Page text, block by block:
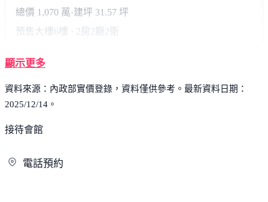
總價 1,070 萬 ·建坪 31.57 坪
預售大樓6樓 · 2房2廳2衛
顯示更多
資料來源：內政部實價登錄，資料僅供參考。最新資料日期：
2025/12/14。
接待會館
電話預約